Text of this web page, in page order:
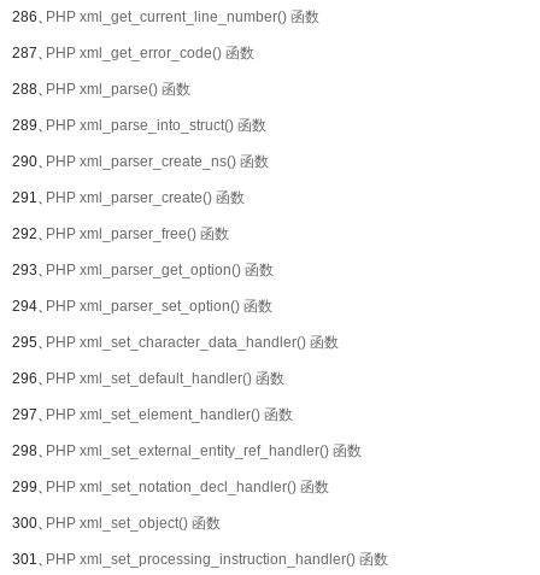
286、PHP xml_get_current_line_number() 函数
287、PHP xml_get_error_code() 函数
288、PHP xml_parse() 函数
289、PHP xml_parse_into_struct() 函数
290、PHP xml_parser_create_ns() 函数
291、PHP xml_parser_create() 函数
292、PHP xml_parser_free() 函数
293、PHP xml_parser_get_option() 函数
294、PHP xml_parser_set_option() 函数
295、PHP xml_set_character_data_handler() 函数
296、PHP xml_set_default_handler() 函数
297、PHP xml_set_element_handler() 函数
298、PHP xml_set_external_entity_ref_handler() 函数
299、PHP xml_set_notation_decl_handler() 函数
300、PHP xml_set_object() 函数
301、PHP xml_set_processing_instruction_handler() 函数